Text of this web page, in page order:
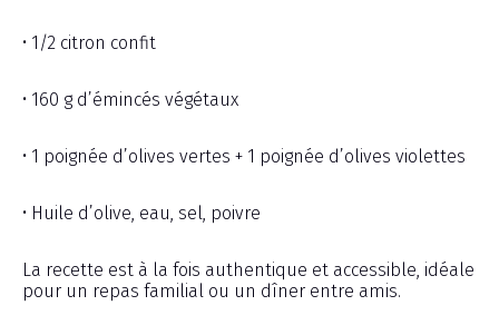
• 1/2 citron confit
• 160 g d’émincés végétaux
• 1 poignée d’olives vertes + 1 poignée d’olives violettes
• Huile d’olive, eau, sel, poivre
La recette est à la fois authentique et accessible, idéale
pour un repas familial ou un dîner entre amis.